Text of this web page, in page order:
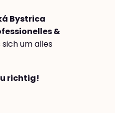
Bystrica
&
sich um alles
richtig!